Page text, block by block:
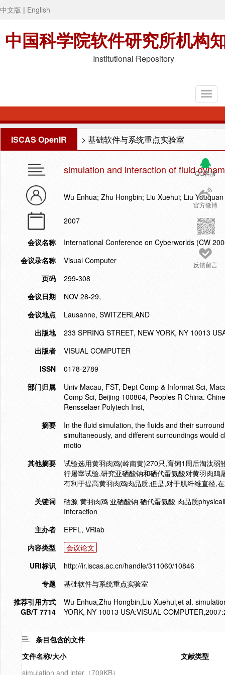
中文版 | English
中国科学院软件研究所机构
Institutional Repository
ISCAS OpenIR > 基础软件与系统重点实验室
QQ客服
官方微博
反馈留言
simulation and interaction of fluid
Wu Enhua; Zhu Hongbin; Liu Xuehui; Liu Youquan
2007
会议名称
International Conference on Cyberworlds (CW
会议录名称
Visual Computer
页码
299-308
会议日期
NOV 28-29,
会议地点
Lausanne, SWITZERLAND
出版地
233 SPRING STREET, NEW YORK, NY 10013
出版者
VISUAL COMPUTER
ISSN
0178-2789
部门归属
Univ Macau, FST, Dept Comp & Informat Sci,
Comp Sci, Beijing 100864, Peoples R China.
Rensselaer Polytech Inst,
摘要
In the fluid simulation, the fluids and their
simultaneously, and different surroundings would
motio
其他摘要
试验选用黄羽肉鸡(岭南黄)270只,育饲1周后淘汰
行屠宰试验,研究亚硒酸钠和硒代蛋氨酸对黄羽肉
有利于提高黄羽肉鸡肉品质,但是,对于肌纤维直径,
关键词
硒源 黄羽肉鸡 亚硒酸钠 硒代蛋氨酸 肉品质
Interaction
主办者
EPFL, VRlab
内容类型
会议论文
URI标识
http://ir.iscas.ac.cn/handle/311060/10846
专题
基础软件与系统重点实验室
推荐引用方式
GB/T 7714
Wu Enhua,Zhu Hongbin,Liu Xuehui,et al.
YORK, NY 10013 USA:VISUAL
条目包含的文件
文件名称/大小
文献类型
simulation and inter（709KB）